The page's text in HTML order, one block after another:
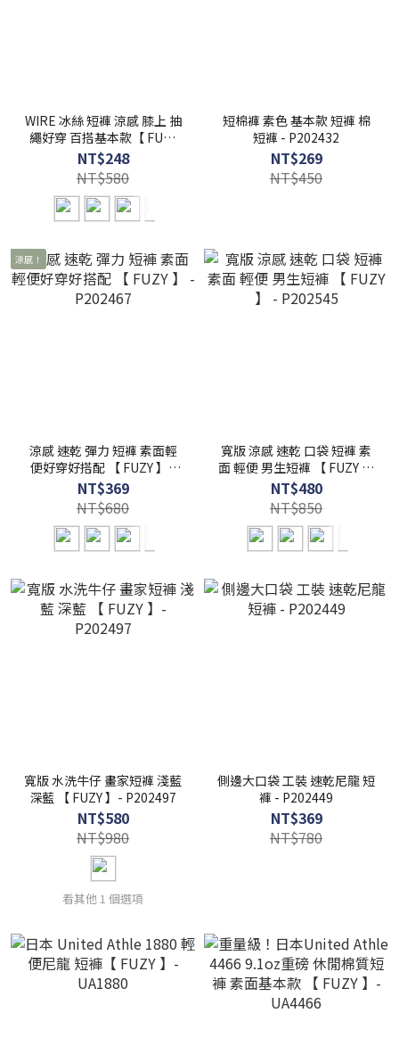
WIRE 冰絲 短褲 涼感 膝上 抽
繩好穿 百搭基本款【 FUZY
】- P202542
NT$248
NT$580
短棉褲 素色 基本款 短褲 棉
短褲 - P202432
NT$269
NT$450
涼感！
涼感 速乾 彈力 短褲 素面輕
便好穿好搭配 【 FUZY 】 -
P202467
NT$369
NT$680
寬版 涼感 速乾 口袋 短褲 素
面 輕便 男生短褲 【 FUZY 】
- P202545
NT$480
NT$850
寬版 水洗牛仔 畫家短褲 淺藍
深藍 【 FUZY 】- P202497
NT$580
NT$980
看其他 1 個選項
側邊大口袋 工裝 速乾尼龍 短
褲 - P202449
NT$369
NT$780